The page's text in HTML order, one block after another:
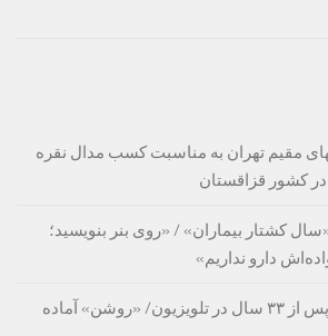
مقیم تهران به مناسبت کسب مدال نقره
کشور قزاقستان
کشتار بیماران» / «روی بنر بنویسید؛
دارو نداریم»
اجرای حسین پاکدل پس از ۳۳ سال در تلویزیون/ «روشن» آماده